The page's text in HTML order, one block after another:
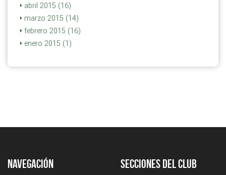
abril 2015 (16)
marzo 2015 (14)
febrero 2015 (16)
enero 2015 (1)
Navegación Secciones del club